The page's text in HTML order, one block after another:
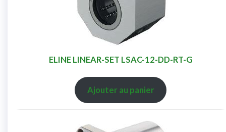
ELINE LINEAR-SET LSAC-12-DD-RT-G
Ajouter au panier